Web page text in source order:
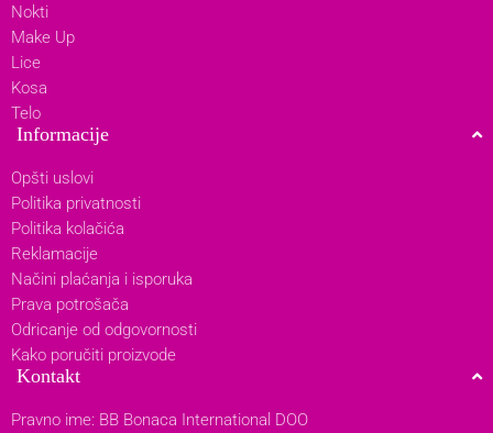
Nokti
Make Up
Lice
Kosa
Telo
Informacije
Opšti uslovi
Politika privatnosti
Politika kolačića
Reklamacije
Načini plaćanja i isporuka
Prava potrošača
Odricanje od odgovornosti
Kako poručiti proizvode
Kontakt
Pravno ime: BB Bonaca International DOO